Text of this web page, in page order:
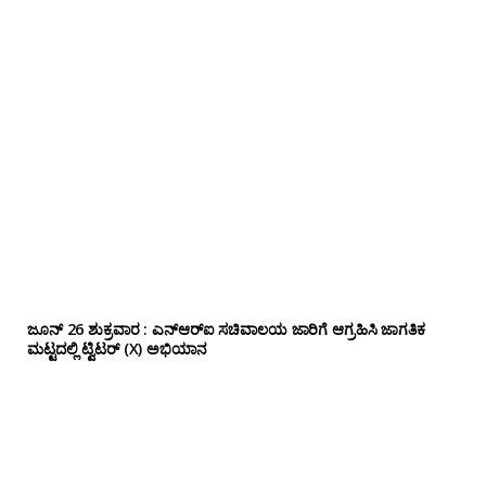
ಜೂನ್ 26 ಶುಕ್ರವಾರ : ಎನ್‌ಆರ್‌ಐ ಸಚಿವಾಲಯ ಜಾರಿಗೆ ಆಗ್ರಹಿಸಿ ಜಾಗತಿಕ
ಮಟ್ಟದಲ್ಲಿ ಟ್ವಿಟರ್ (X) ಅಭಿಯಾನ